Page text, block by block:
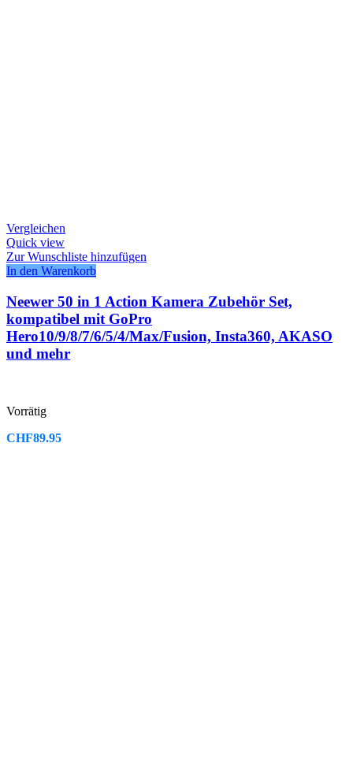
Vergleichen
Quick view
Zur Wunschliste hinzufügen
In den Warenkorb
Neewer 50 in 1 Action Kamera Zubehör Set,
kompatibel mit GoPro
Hero10/9/8/7/6/5/4/Max/Fusion, Insta360, AKASO
und mehr
Vorrätig
CHF89.95